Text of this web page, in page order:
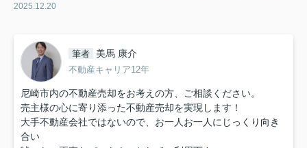
2025.12.20
筆者 美馬 康介
不動産キャリア12年
尼崎市内の不動産売却をお考えの方、ご相談ください。
売主様の心に寄り添った不動産売却を実現します！
大手不動産会社ではないので、お一人お一人にじっくり向き
合い